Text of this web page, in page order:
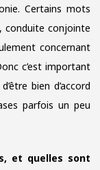
Certains mots
conduite conjointe
concernant
c’est important
bien d’accord
parfois un peu
et quelles sont